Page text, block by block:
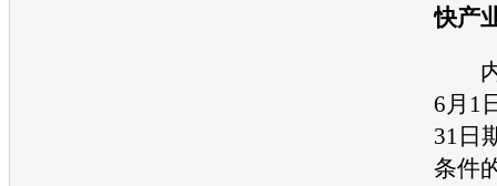
快产
内
6月1
31日
条件